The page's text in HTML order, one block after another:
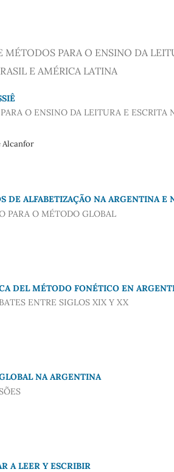
MÉTODOS PARA O ENSINO DA
E AMÉRICA LATINA
O ENSINO DA LEITURA E ESCRITA
Alcanfor
DE ALFABETIZAÇÃO NA ARGENTINA E
PARA O MÉTODO GLOBAL
DEL MÉTODO FONÉTICO EN
ENTRE SIGLOS XIX Y XX
NA ARGENTINA
A LEER Y ESCRIBIR